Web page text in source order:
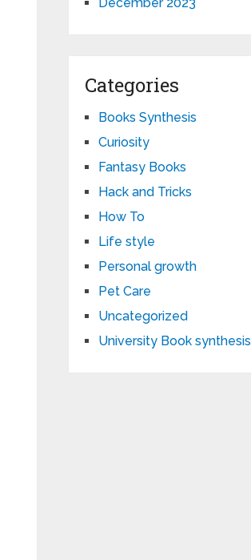
Categories
Books Synthesis
Curiosity
Fantasy Books
Hack and Tricks
How To
Life style
Personal growth
Pet Care
Uncategorized
University Book synthesis